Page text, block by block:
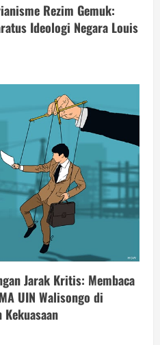
Rezim Gemuk:
Ideologi Negara Louis
Jarak Kritis: Membaca
UIN Walisongo di
Kekuasaan